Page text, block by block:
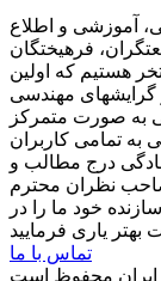
آموزشی و اطلاع
فرهیختگان
هستیم که اولین
گرایشهای مهندسی
به صورت متمرکز
تمامی کاربران
درج مطالب و
نظران محترم
خود ما را در
تماس با ما
محفوظ است